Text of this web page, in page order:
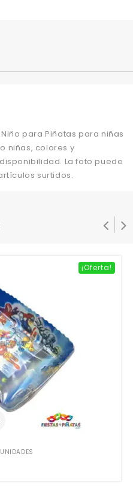
para Piñatas para niñas
niñas, colores y
La foto puede
surtidos.
¡Oferta!